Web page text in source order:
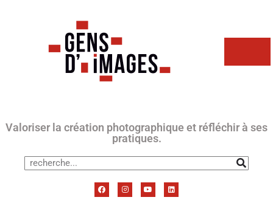
Valoriser la création photographique et réfléchir à ses
pratiques.